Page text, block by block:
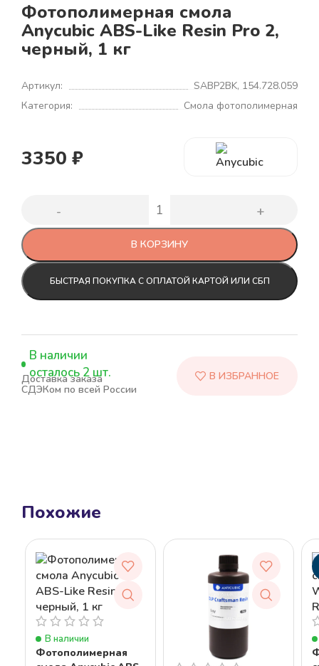
Фотополимерная смола
Anycubic ABS-Like Resin Pro 2,
черный, 1 кг
3350 ₽
В наличии
осталось 2 шт.
В КОРЗИНУ
БЫСТРАЯ ПОКУПКА С ОПЛАТОЙ КАРТОЙ ИЛИ СБП
Доставка заказа
СДЭКом по всей России
Артикул:
SABP2BK, 154.728.059
Категория:
Смола фотополимерная
Похожие
Фотополимерная
В наличии